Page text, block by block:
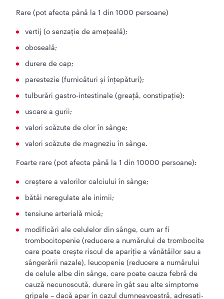
Rare (pot afecta până la 1 din 1000 persoane)
vertij (o senzaţie de ameţeală);
oboseală;
durere de cap;
parestezie (furnicături şi înţepături);
tulburări gastro-intestinale (greaţă, constipaţie);
uscare a gurii;
valori scăzute de clor în sânge;
valori scăzute de magneziu în sânge.
Foarte rare (pot afecta până la 1 din 10000 persoane):
creştere a valorilor calciului în sânge;
bătăi neregulate ale inimii;
tensiune arterială mică;
modificări ale celulelor din sânge, cum ar fi
trombocitopenie (reducere a numărului de trombocite
care poate creşte riscul de apariţie a vânătăilor sau a
sângerării nazale), leucopenie (reducere a numărului
de celule albe din sânge, care poate cauza febră de
cauză necunoscută, durere în gât sau alte simptome
gripale – dacă apar în cazul dumneavoastră, adresați-